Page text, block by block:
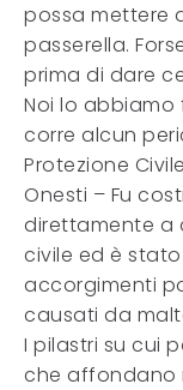
possa mettere
passerella.
prima di dare
Noi lo abbiamo
corre alcun
Protezione
Onesti – Fu
direttamente a
civile ed è
accorgimenti
causati da
I pilastri su cui
che affondano